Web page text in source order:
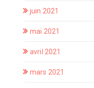
juin 2021
mai 2021
avril 2021
mars 2021